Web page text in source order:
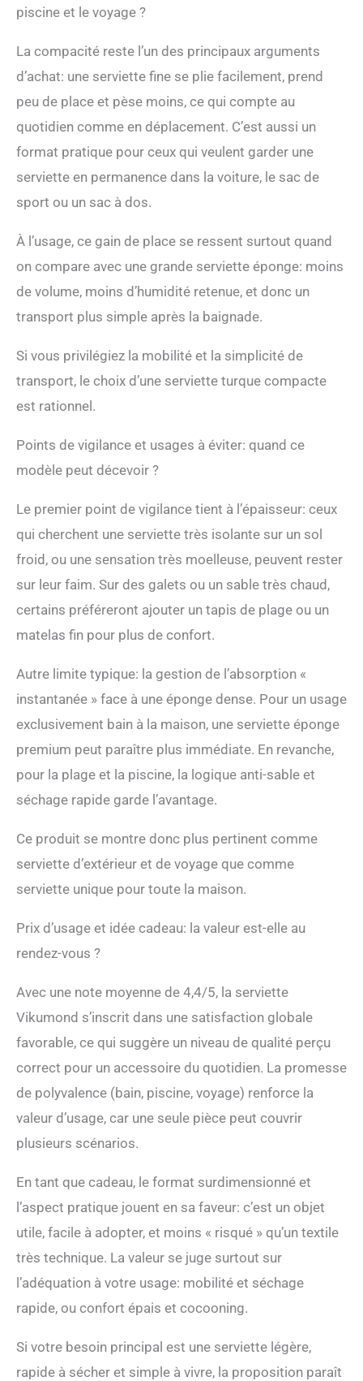
piscine et le voyage ?
La compacité reste l’un des principaux arguments
d’achat: une serviette fine se plie facilement, prend
peu de place et pèse moins, ce qui compte au
quotidien comme en déplacement. C’est aussi un
format pratique pour ceux qui veulent garder une
serviette en permanence dans la voiture, le sac de
sport ou un sac à dos.
À l’usage, ce gain de place se ressent surtout quand
on compare avec une grande serviette éponge: moins
de volume, moins d’humidité retenue, et donc un
transport plus simple après la baignade.
Si vous privilégiez la mobilité et la simplicité de
transport, le choix d’une serviette turque compacte
est rationnel.
Points de vigilance et usages à éviter: quand ce
modèle peut décevoir ?
Le premier point de vigilance tient à l’épaisseur: ceux
qui cherchent une serviette très isolante sur un sol
froid, ou une sensation très moelleuse, peuvent rester
sur leur faim. Sur des galets ou un sable très chaud,
certains préféreront ajouter un tapis de plage ou un
matelas fin pour plus de confort.
Autre limite typique: la gestion de l’absorption «
instantanée » face à une éponge dense. Pour un usage
exclusivement bain à la maison, une serviette éponge
premium peut paraître plus immédiate. En revanche,
pour la plage et la piscine, la logique anti-sable et
séchage rapide garde l’avantage.
Ce produit se montre donc plus pertinent comme
serviette d’extérieur et de voyage que comme
serviette unique pour toute la maison.
Prix d’usage et idée cadeau: la valeur est-elle au
rendez-vous ?
Avec une note moyenne de 4,4/5, la serviette
Vikumond s’inscrit dans une satisfaction globale
favorable, ce qui suggère un niveau de qualité perçu
correct pour un accessoire du quotidien. La promesse
de polyvalence (bain, piscine, voyage) renforce la
valeur d’usage, car une seule pièce peut couvrir
plusieurs scénarios.
En tant que cadeau, le format surdimensionné et
l’aspect pratique jouent en sa faveur: c’est un objet
utile, facile à adopter, et moins « risqué » qu’un textile
très technique. La valeur se juge surtout sur
l’adéquation à votre usage: mobilité et séchage
rapide, ou confort épais et cocooning.
Si votre besoin principal est une serviette légère,
rapide à sécher et simple à vivre, la proposition paraît